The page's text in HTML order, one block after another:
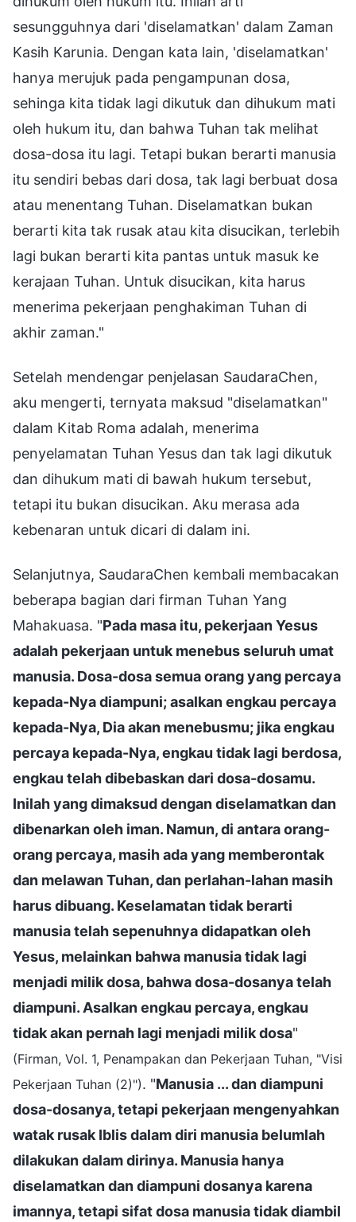
sesungguhnya dari 'diselamatkan' dalam Zaman
Kasih Karunia. Dengan kata lain, 'diselamatkan'
hanya merujuk pada pengampunan dosa,
sehinga kita tidak lagi dikutuk dan dihukum mati
oleh hukum itu, dan bahwa Tuhan tak melihat
dosa-dosa itu lagi. Tetapi bukan berarti manusia
itu sendiri bebas dari dosa, tak lagi berbuat dosa
atau menentang Tuhan. Diselamatkan bukan
berarti kita tak rusak atau kita disucikan, terlebih
lagi bukan berarti kita pantas untuk masuk ke
kerajaan Tuhan. Untuk disucikan, kita harus
menerima pekerjaan penghakiman Tuhan di
akhir zaman."
Setelah mendengar penjelasan SaudaraChen,
aku mengerti, ternyata maksud "diselamatkan"
dalam Kitab Roma adalah, menerima
penyelamatan Tuhan Yesus dan tak lagi dikutuk
dan dihukum mati di bawah hukum tersebut,
tetapi itu bukan disucikan. Aku merasa ada
kebenaran untuk dicari di dalam ini.
Selanjutnya, SaudaraChen kembali membacakan
beberapa bagian dari firman Tuhan Yang
Mahakuasa. "Pada masa itu, pekerjaan Yesus
adalah pekerjaan untuk menebus seluruh umat
manusia. Dosa-dosa semua orang yang percaya
kepada-Nya diampuni; asalkan engkau percaya
kepada-Nya, Dia akan menebusmu; jika engkau
percaya kepada-Nya, engkau tidak lagi berdosa,
engkau telah dibebaskan dari dosa-dosamu.
Inilah yang dimaksud dengan diselamatkan dan
dibenarkan oleh iman. Namun, di antara orang-
orang percaya, masih ada yang memberontak
dan melawan Tuhan, dan perlahan-lahan masih
harus dibuang. Keselamatan tidak berarti
manusia telah sepenuhnya didapatkan oleh
Yesus, melainkan bahwa manusia tidak lagi
menjadi milik dosa, bahwa dosa-dosanya telah
diampuni. Asalkan engkau percaya, engkau
tidak akan pernah lagi menjadi milik dosa"
(Firman, Vol. 1, Penampakan dan Pekerjaan Tuhan, "Visi
Pekerjaan Tuhan (2)"). "Manusia ... dan diampuni
dosa-dosanya, tetapi pekerjaan mengenyahkan
watak rusak Iblis dalam diri manusia belumlah
dilakukan dalam dirinya. Manusia hanya
diselamatkan dan diampuni dosanya karena
imannya, tetapi sifat dosa manusia tidak diambil